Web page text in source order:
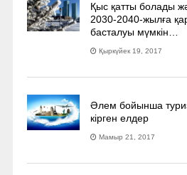
Қыс қатты болады
2030-2040­-жылға
басталуы мүмкін…
Қыркүйек 19, 2017
Әлем бойынша
кірген елдер
Мамыр 21, 2017